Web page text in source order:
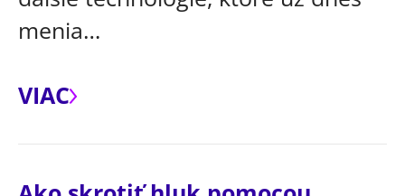
menia…
VIAC